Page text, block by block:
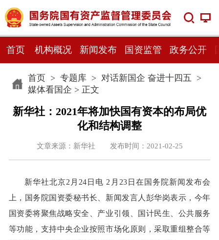
首页 机构概况 新闻发布 国资监管 政务公开
首页> 专题库> 对话新国企 奋进十四五 >
媒体看国企 > 正文
新华社：2021年将加快国有资本的布局优
化和结构调整
文章来源：新华社 发布时间：2021-02-25
新华社北京2月24日电 2月23日在国务院新闻发布会
上，国务院国资委秘书长、新闻发言人彭华岗表示，今年
国资委将聚焦战略安全、产业引领、国计民生、公共服务
等功能，支持中央企业按照市场化原则，采取重组整合等